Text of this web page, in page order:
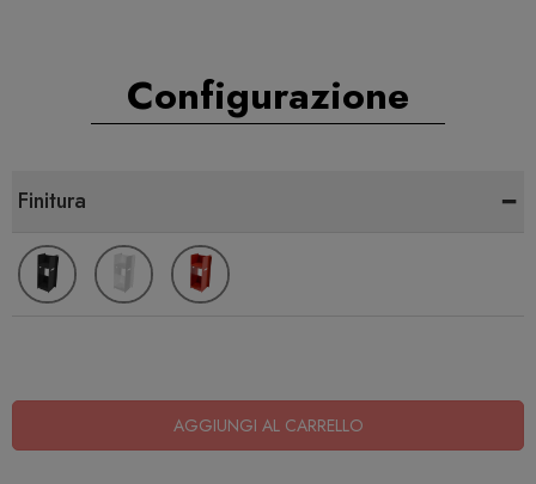
Configurazione
Finitura -
AGGIUNGI AL CARRELLO